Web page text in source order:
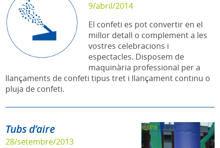
9/abril/2014
El confeti es pot convertir en el
millor detall o complement a les
vostres celebracions i
espectacles. Disposem de
maquinària professional per a
llançaments de confeti tipus tret i llançament continu o
pluja de confeti.
Tubs d’aire
28/setembre/2013